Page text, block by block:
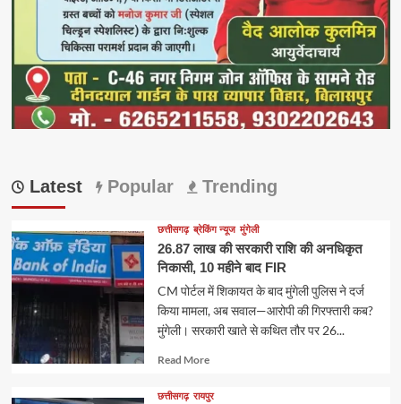
Latest Popular Trending
छत्तीसगढ़ ब्रेकिंग न्यूज मुंगेली
26.87 लाख की सरकारी राशि की अनधिकृत
निकासी, 10 महीने बाद FIR
CM पोर्टल में शिकायत के बाद मुंगेली पुलिस ने दर्ज
किया मामला, अब सवाल—आरोपी की गिरफ्तारी कब?
मुंगेली। सरकारी खाते से कथित तौर पर 26...
Read MoreRead
about
छत्तीसगढ़ रायपुर